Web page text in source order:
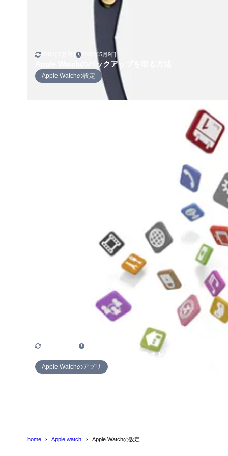
2018年5月3日 2015年5月9日
Apple Watchのバックアップを取る方法
Apple Watchの設定
2022年7月20日 2015年4月30日
Apple Watch対応アプリ全50選をまとめてみた
Apple Watchのアプリ
home Apple watch Apple Watchの設定